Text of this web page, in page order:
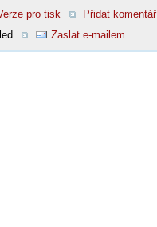
pro tisk Přidat komentář
Zaslat e-mailem